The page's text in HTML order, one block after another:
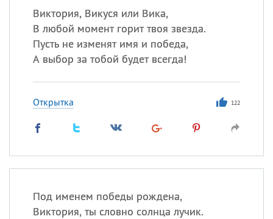
Виктория, Викуся или Вика,
В любой момент горит твоя звезда.
Пусть не изменят имя и победа,
А выбор за тобой будет всегда!
Открытка 122
Под именем победы рождена,
Виктория, ты словно солнца лучик.